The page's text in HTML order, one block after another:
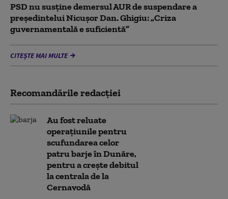
PSD nu susține demersul AUR de suspendare a
președintelui Nicușor Dan. Ghigiu: „Criza
guvernamentală e suficientă”
CITEȘTE MAI MULTE
Recomandările redacţiei
Au fost reluate
operațiunile pentru
scufundarea celor
patru barje în Dunăre,
pentru a crește debitul
la centrala de la
Cernavodă